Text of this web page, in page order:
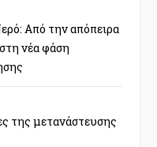
Από την απόπειρα
νέα φάση
της μετανάστευσης